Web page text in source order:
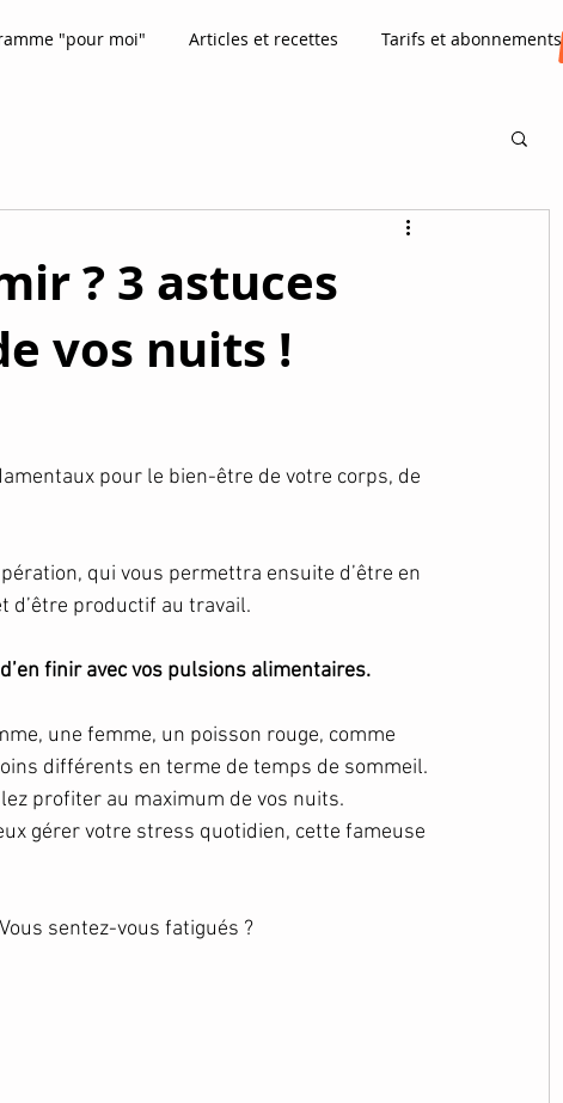
"pour moi" Articles et recettes Tarifs et abonnements
? 3 astuces
vos nuits !
pour le bien-être de votre corps, de
qui vous permettra ensuite d’être en
d’être productif au travail.
finir avec vos pulsions alimentaires.
une femme, un poisson rouge, comme
différents en terme de temps de sommeil.
profiter au maximum de vos nuits.
gérer votre stress quotidien, cette fameuse
sentez-vous fatigués ?